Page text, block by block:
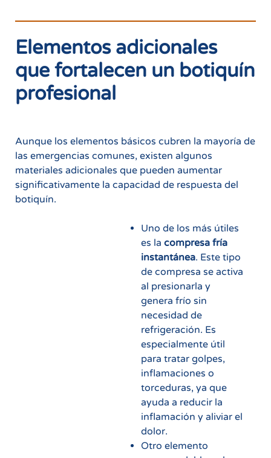
Elementos adicionales
que fortalecen un botiquín
profesional
Aunque los elementos básicos cubren la mayoría de
las emergencias comunes, existen algunos
materiales adicionales que pueden aumentar
significativamente la capacidad de respuesta del
botiquín.
Uno de los más útiles
es la compresa fría
instantánea. Este tipo
de compresa se activa
al presionarla y
genera frío sin
necesidad de
refrigeración. Es
especialmente útil
para tratar golpes,
inflamaciones o
torceduras, ya que
ayuda a reducir la
inflamación y aliviar el
dolor.
Otro elemento